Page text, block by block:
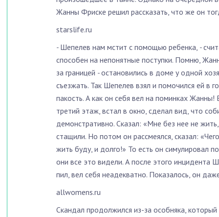
Жанны Фриске решил рассказать, что же он
starslife.ru
- Шепелев нам мстит с помощью ребенка, -
способен на непонятные поступки. Помню,
за границей -остановились в доме у одной
съезжать. Так Шепелев взял и помочился ей в
пакость. А как он себя вел на поминках
третий этаж, встал в окно, сделал вид, что
демонстративно. Сказал: «Мне без нее не
стащили. Но потом он рассмеялся, сказал:
жить буду, и долго!» То есть он симулировал
они все это видели. А после этого инцидента
пил, вел себя неадекватно. Показалось, он
allwomens.ru
Скандал продолжился из-за особняка,